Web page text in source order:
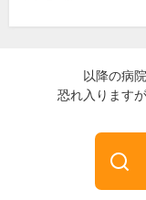
以降の病
恐れ入ります